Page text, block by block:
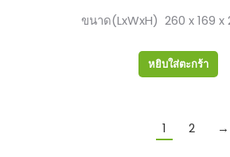
ขนาด(LxWxH) 260 x 169 x
หยิบใส่ตะกร้า
1 2 →